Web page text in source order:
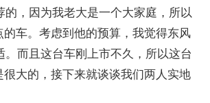
的，因为我老大是一个大家庭，所以
车。考虑到他的预算，我觉得东风
。而且这台车刚上市不久，所以这台
大的，接下来就谈谈我们两人实地